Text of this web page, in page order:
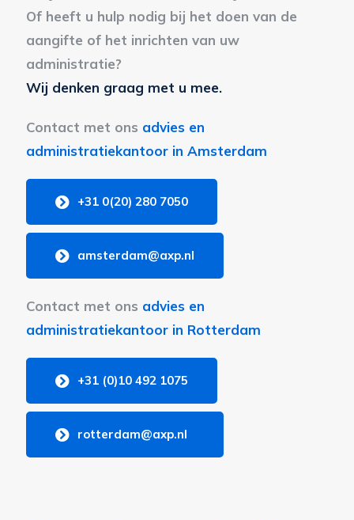
Of heeft u hulp nodig bij het doen van de
aangifte of het inrichten van uw
administratie?
Wij denken graag met u mee.
Contact met ons advies en
administratiekantoor in Amsterdam
+31 0(20) 280 7050
amsterdam@axp.nl
Contact met ons advies en
administratiekantoor in Rotterdam
+31 (0)10 492 1075
rotterdam@axp.nl